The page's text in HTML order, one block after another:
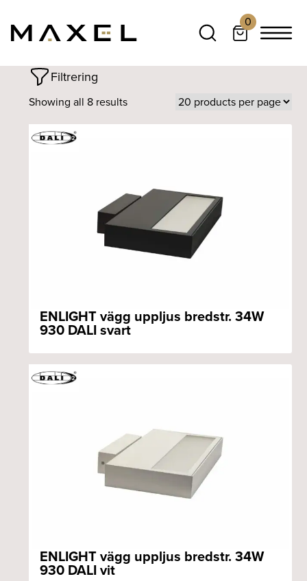
0
Filtrering
Showing all 8 results
ENLIGHT vägg uppljus bredstr. 34W
930 DALI svart
ENLIGHT vägg uppljus bredstr. 34W
930 DALI vit